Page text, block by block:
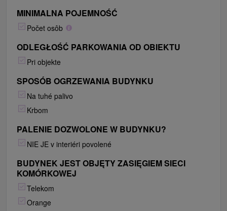
MINIMALNA POJEMNOŚĆ
Počet osôb
ODLEGŁOŚĆ PARKOWANIA OD OBIEKTU
Pri objekte
SPOSÓB OGRZEWANIA BUDYNKU
Na tuhé palivo
Krbom
PALENIE DOZWOLONE W BUDYNKU?
NIE JE v interiéri povolené
BUDYNEK JEST OBJĘTY ZASIĘGIEM SIECI
KOMÓRKOWEJ
Telekom
Orange